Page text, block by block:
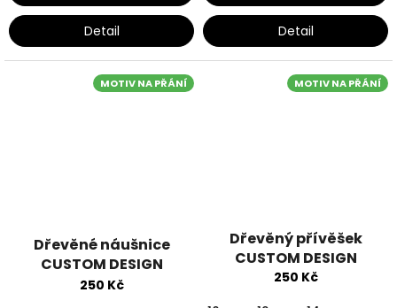
Detail Detail
MOTIV NA PŘÁNÍ
Dřevěné náušnice
CUSTOM DESIGN
250 Kč
MOTIV NA PŘÁNÍ
Dřevěný přívěšek
CUSTOM DESIGN
250 Kč